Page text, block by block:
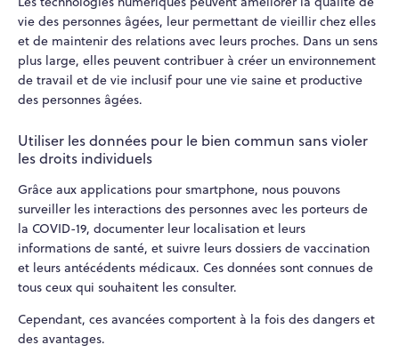
vie des personnes âgées, leur permettant de vieillir chez elles
et de maintenir des relations avec leurs proches. Dans un sens
plus large, elles peuvent contribuer à créer un environnement
de travail et de vie inclusif pour une vie saine et productive
des personnes âgées.
Utiliser les données pour le bien commun sans violer
les droits individuels
Grâce aux applications pour smartphone, nous pouvons
surveiller les interactions des personnes avec les porteurs de
la COVID-19, documenter leur localisation et leurs
informations de santé, et suivre leurs dossiers de vaccination
et leurs antécédents médicaux. Ces données sont connues de
tous ceux qui souhaitent les consulter.
Cependant, ces avancées comportent à la fois des dangers et
des avantages.